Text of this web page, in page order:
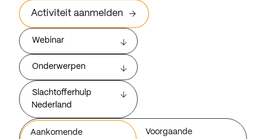
Activiteit aanmelden
Webinar
Onderwerpen
Slachtofferhulp
Nederland
Aankomende
Voorgaande